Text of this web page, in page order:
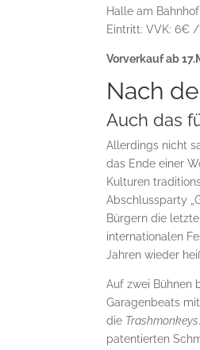
Halle am Bahnhof
Eintritt: VVK: 6€
Vorverkauf ab
Nach
Auch das
Allerdings nicht
das Ende einer
Kulturen
Abschlussparty
Bürgern die
internationalen
Jahren wieder
Auf zwei Bühnen
Garagenbeats
die Trashmonkeys
patentierten